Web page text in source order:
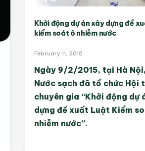
Khởi động dự án xây dựng đề
kiểm soát ô nhiễm nước
February 11, 2015
Ngày 9/2/2015, tại Hà
Nước sạch đã tổ chức Hội
chuyên gia “Khởi động dự
dựng đề xuất Luật Kiểm
nhiễm nước”.